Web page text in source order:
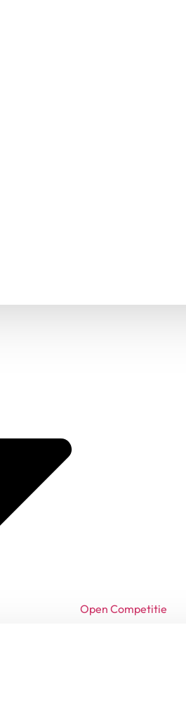
Open Competitie